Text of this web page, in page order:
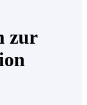
zur